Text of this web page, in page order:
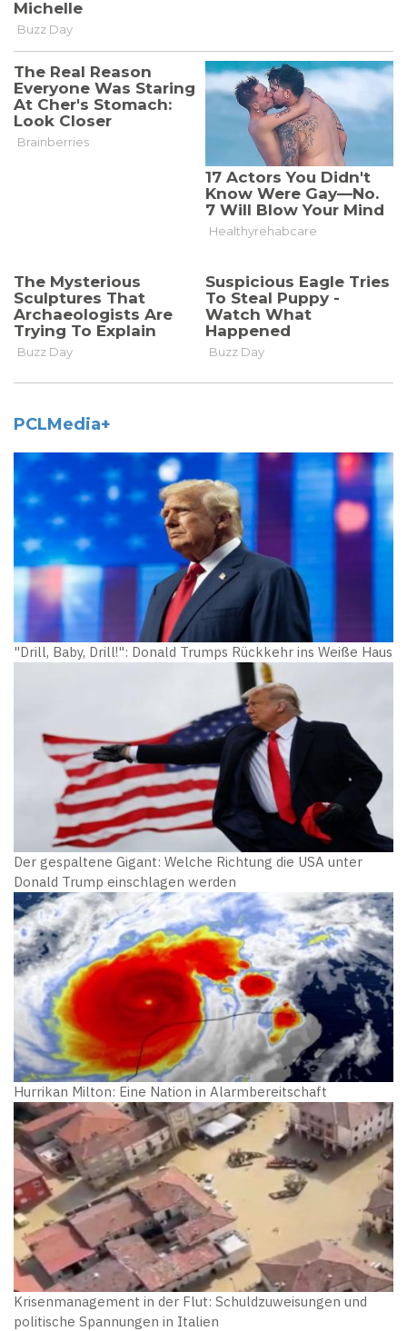
PCLMedia+
"Drill, Baby, Drill!": Donald Trumps Rückkehr ins Weiße Haus
Der gespaltene Gigant: Welche Richtung die USA unter
Donald Trump einschlagen werden
Hurrikan Milton: Eine Nation in Alarmbereitschaft
Krisenmanagement in der Flut: Schuldzuweisungen und
politische Spannungen in Italien